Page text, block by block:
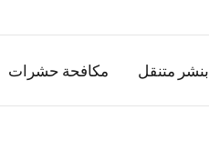
بنشر متنقل مكافحة حشرات